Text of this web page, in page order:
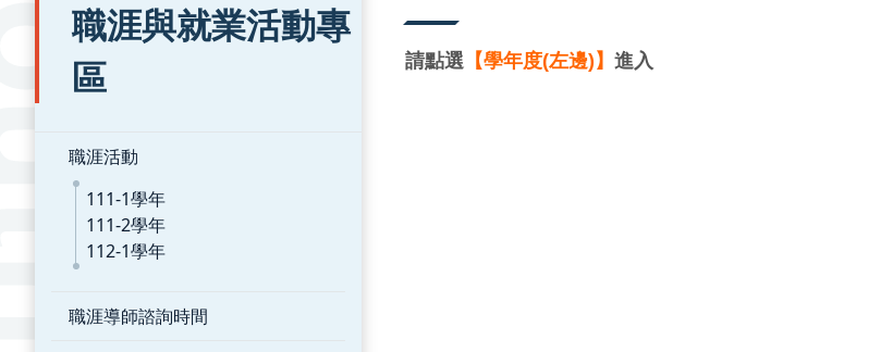
職涯與就業活動專
區
職涯活動
111-1學年
111-2學年
112-1學年
職涯導師諮詢時間
請點選 【學年度(左邊)】 進入